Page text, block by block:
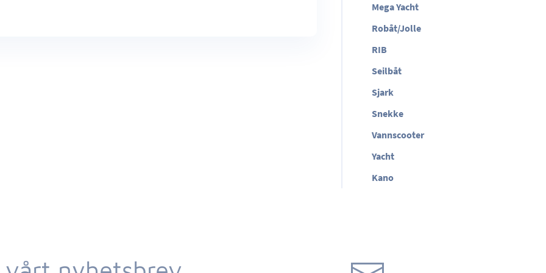
Mega Yacht
Robåt/Jolle
RIB
Seilbåt
Sjark
Snekke
Vannscooter
Yacht
Kano